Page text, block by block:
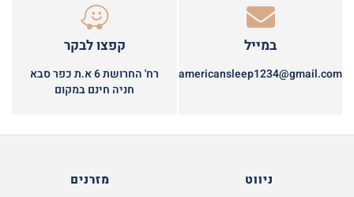
במייל
americansleep1234@gmail.com
קפצו לבקר
רח' החרושת 6 א.ת כפר סבא
חניה חינם במקום
ניווט
מזרנים